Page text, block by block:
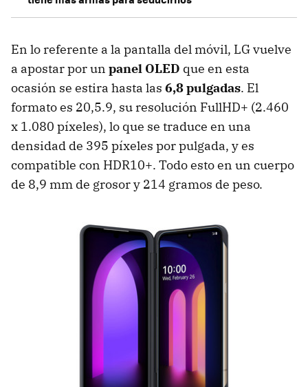
En lo referente a la pantalla del móvil, LG vuelve
a apostar por un panel OLED que en esta
ocasión se estira hasta las 6,8 pulgadas. El
formato es 20,5.9, su resolución FullHD+ (2.460
x 1.080 píxeles), lo que se traduce en una
densidad de 395 píxeles por pulgada, y es
compatible con HDR10+. Todo esto en un cuerpo
de 8,9 mm de grosor y 214 gramos de peso.